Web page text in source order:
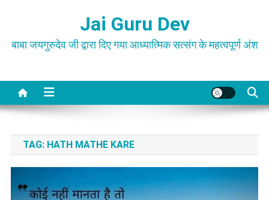
content
Jai Guru Dev
बाबा जयगुरुदेव जी द्वारा दिए गया आध्यात्मिक सत्संग के महत्वपूर्ण अंश
TAG: HATH MATHE KARE